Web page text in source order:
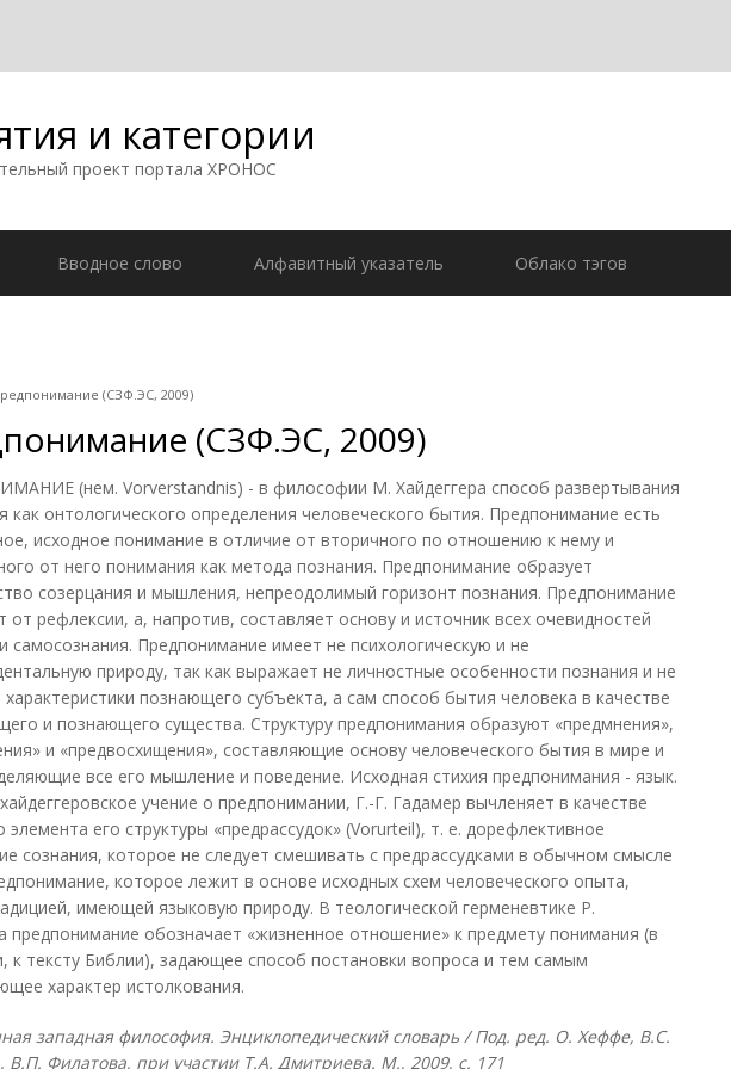
и категории
проект портала ХРОНОС
Вводное слово Алфавитный указатель Облако тэгов
(СЗФ.ЭС, 2009)
(СЗФ.ЭС, 2009)
(нем. Vorverstandnis) - в философии М. Хайдеггера способ развертывания
как онтологического определения человеческого бытия. Предпонимание есть
исходное понимание в отличие от вторичного по отношению к нему и
от него понимания как метода познания. Предпонимание образует
созерцания и мышления, непреодолимый горизонт познания. Предпонимание
от рефлексии, а, напротив, составляет основу и источник всех очевидностей
самосознания. Предпонимание имеет не психологическую и не
природу, так как выражает не личностные особенности познания и не
познающего субъекта, а сам способ бытия человека в качестве
и познающего существа. Структуру предпонимания образуют «предмнения»,
и «предвосхищения», составляющие основу человеческого бытия в мире и
все его мышление и поведение. Исходная стихия предпонимания - язык.
учение о предпонимании, Г.-Г. Гадамер вычленяет в качестве
элемента его структуры «предрассудок» (Vorurteil), т. е. дорефлективное
сознания, которое не следует смешивать с предрассудками в обычном смысле
которое лежит в основе исходных схем человеческого опыта,
имеющей языковую природу. В теологической герменевтике Р.
предпонимание обозначает «жизненное отношение» к предмету понимания (в
к тексту Библии), задающее способ постановки вопроса и тем самым
характер истолкования.
западная философия. Энциклопедический словарь / Под. ред. О. Хеффе, В.С.
В.П. Филатова, при участии Т.А. Дмитриева. М., 2009, с. 171